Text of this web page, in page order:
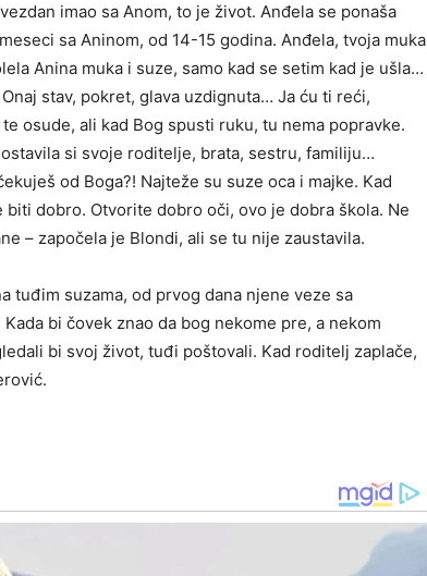
imao sa Anom, to je život. Anđela se ponaša
sa Aninom, od 14-15 godina. Anđela, tvoja muka
Anina muka i suze, samo kad se setim kad je ušla…
stav, pokret, glava uzdignuta… Ja ću ti reći,
osude, ali kad Bog spusti ruku, tu nema popravke.
si svoje roditelje, brata, sestru, familiju…
od Boga?! Najteže su suze oca i majke. Kad
dobro. Otvorite dobro oči, ovo je dobra škola. Ne
– započela je Blondi, ali se tu nije zaustavila.
tuđim suzama, od prvog dana njene veze sa
bi čovek znao da bog nekome pre, a nekom
bi svoj život, tuđi poštovali. Kad roditelj zaplače,